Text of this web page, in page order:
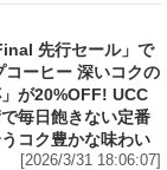
先行セール」で
コーヒー 深いコクの
が20%OFF! UCC
毎日飽きない定番
コク豊かな味わい
[2026/3/31 18:06:07]